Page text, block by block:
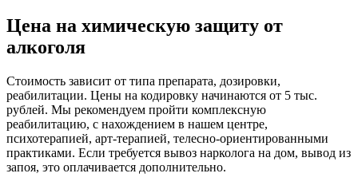
Цена на химическую защиту от
алкоголя
Стоимость зависит от типа препарата, дозировки,
реабилитации. Цены на кодировку начинаются от 5 тыс.
рублей. Мы рекомендуем пройти комплексную
реабилитацию, с нахождением в нашем центре,
психотерапией, арт-терапией, телесно-ориентированными
практиками. Если требуется вывоз нарколога на дом, вывод из
запоя, это оплачивается дополнительно.